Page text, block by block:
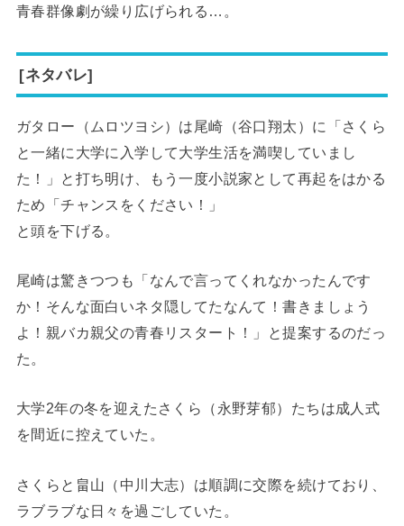
青春群像劇が繰り広げられる…。
[ネタバレ]
ガタロー（ムロツヨシ）は尾崎（谷口翔太）に「さくら
と一緒に大学に入学して大学生活を満喫していまし
た！」と打ち明け、もう一度小説家として再起をはかる
ため「チャンスをください！」
と頭を下げる。
尾崎は驚きつつも「なんで言ってくれなかったんです
か！そんな面白いネタ隠してたなんて！書きましょう
よ！親バカ親父の青春リスタート！」と提案するのだっ
た。
大学2年の冬を迎えたさくら（永野芽郁）たちは成人式
を間近に控えていた。
さくらと畠山（中川大志）は順調に交際を続けており、
ラブラブな日々を過ごしていた。